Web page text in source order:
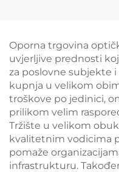
Oporna trgovina
uvjerljive prednosti
za poslovne subjekte
kupnja u velikom
troškove po jedinici,
prilikom velim
Tržište u velikom
kvalitetnim vodicima
pomaže
infrastrukturu.